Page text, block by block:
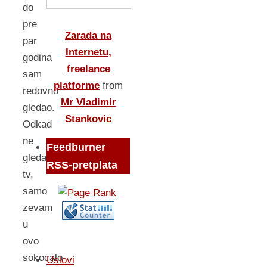
do
pre
par
godina
sam
redovno
gledao.
Odkad
ne
gledam
tv,
samo
zevam
u
ovo
sokocalo
Zarada na
Internetu,
freelance
platforme from
Mr Vladimir
Stankovic
Feedburner
RSS-pretplata
Uslovi